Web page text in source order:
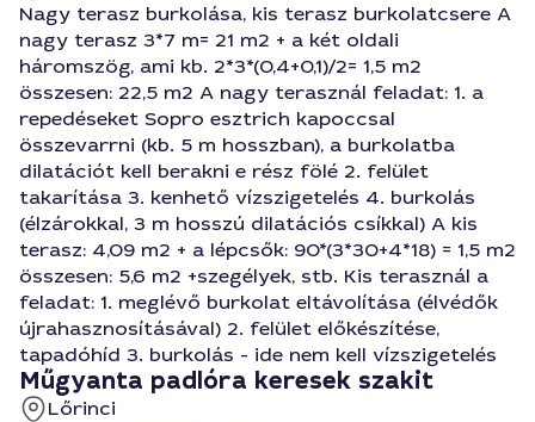
Nagy terasz burkolása, kis terasz burkolatcsere A
nagy terasz 3*7 m= 21 m2 + a két oldali
háromszög, ami kb. 2*3*(0,4+0,1)/2= 1,5 m2
összesen: 22,5 m2 A nagy terasznál feladat: 1. a
repedéseket Sopro esztrich kapoccsal
összevarrni (kb. 5 m hosszban), a burkolatba
dilatációt kell berakni e rész fölé 2. felület
takarítása 3. kenhető vízszigetelés 4. burkolás
(élzárokkal, 3 m hosszú dilatációs csíkkal) A kis
terasz: 4,09 m2 + a lépcsők: 90*(3*30+4*18) = 1,5 m2
összesen: 5,6 m2 +szegélyek, stb. Kis terasznál a
feladat: 1. meglévő burkolat eltávolítása (élvédők
újrahasznosításával) 2. felület előkészítése,
tapadóhíd 3. burkolás - ide nem kell vízszigetelés
Műgyanta padlóra keresek szakit
Lőrinci